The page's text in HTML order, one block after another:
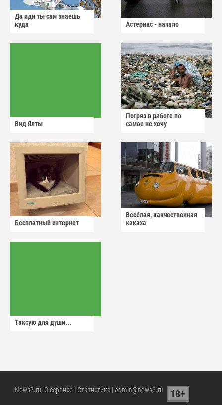
Да иди ты сам знаешь
куда
Астерикс - начало
Вид Ялты
Погряз в работе по
самое не хочу
Бесплатный интернет
Весёлая, какчественная
какаха
Таксую для души...
News2.ru: О сервисе | Статистика | admin@news2.ru 18+